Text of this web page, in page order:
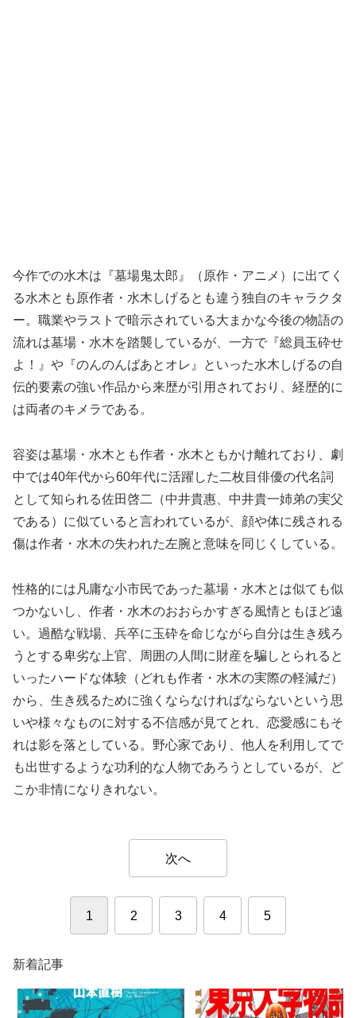
今作での水木は『墓場鬼太郎』（原作・アニメ）に出てく
る水木とも原作者・水木しげるとも違う独自のキャラクタ
ー。職業やラストで暗示されている大まかな今後の物語の
流れは墓場・水木を踏襲しているが、一方で『総員玉砕せ
よ！』や『のんのんばあとオレ』といった水木しげるの自
伝的要素の強い作品から来歴が引用されており、経歴的に
は両者のキメラである。
容姿は墓場・水木とも作者・水木ともかけ離れており、劇
中では40年代から60年代に活躍した二枚目俳優の代名詞
として知られる佐田啓二（中井貴惠、中井貴一姉弟の実父
である）に似ていると言われているが、顔や体に残される
傷は作者・水木の失われた左腕と意味を同じくしている。
性格的には凡庸な小市民であった墓場・水木とは似ても似
つかないし、作者・水木のおおらかすぎる風情ともほど遠
い。過酷な戦場、兵卒に玉砕を命じながら自分は生き残ろ
うとする卑劣な上官、周囲の人間に財産を騙しとられると
いったハードな体験（どれも作者・水木の実際の軽減だ）
から、生き残るために強くならなければならないという思
いや様々なものに対する不信感が見てとれ、恋愛感にもそ
れは影を落としている。野心家であり、他人を利用してで
も出世するような功利的な人物であろうとしているが、ど
こか非情になりきれない。
次へ
1 2 3 4 5
新着記事